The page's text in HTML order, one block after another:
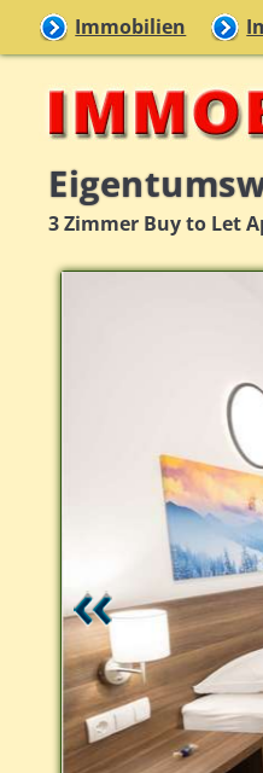
Immobilien
3 Zimmer Buy to Let